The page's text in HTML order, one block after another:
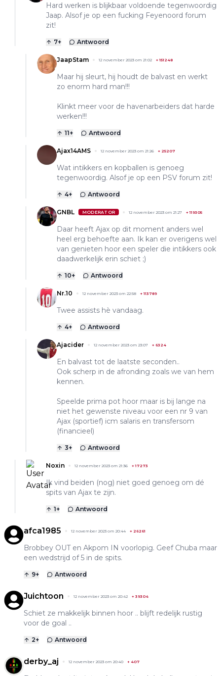
Hard werken is blijkbaar voldoende tegenwoordig
Jaap. Alsof je op een fucking Feyenoord forum
zit!
7+ Antwoord
JaapStam 12 november 2023 om 21:02 +151248
Maar hij sleurt, hij houdt de balvast en werkt
zo enorm hard man!!!
Klinkt meer voor de havenarbeiders dat harde
werken!!!
11+ Antwoord
Ajax14AMS 12 november 2023 om 21:26 + 25207
Wat intikkers en kopballen is genoeg
tegenwoordig. Alsof je op een PSV forum zit!
4+ Antwoord
GNBL MODERATOR 12 november 2023 om 21:27 +119305
Daar heeft Ajax op dit moment anders wel
heel erg behoefte aan. Ik kan er overigens wel
van genieten hoor een speler die intikkers ook
daadwerkelijk erin schiet ;)
10+ Antwoord
Nr.10 12 november 2023 om 22:58 +113789
Twee assists hè vandaag.
4+ Antwoord
Ajacider 12 november 2023 om 23:07 + 6324
En balvast tot de laatste seconden..
Ook scherp in de afronding zoals we van hem
kennen.
Speelde prima pot hoor maar is bij lange na
niet het gewenste niveau voor een nr 9 van
Ajax (sportief) icm salaris en transfersom
(financieel)
3+ Antwoord
Noxin 12 november 2023 om 21:36 +17273
Ik vind beiden (nog) niet goed genoeg om dé
spits van Ajax te zijn.
1+ Antwoord
afca1985 12 november 2023 om 20:44 + 26261
Brobbey OUT en Akpom IN voorlopig. Geef Chuba maar
een wedstrijd of 5 in de spits.
9+ Antwoord
Juichtoon 12 november 2023 om 20:42 + 39304
Schiet ze makkelijk binnen hoor .. blijft redelijk rustig
voor de goal ..
2+ Antwoord
derby_aj 12 november 2023 om 20:40 + 407